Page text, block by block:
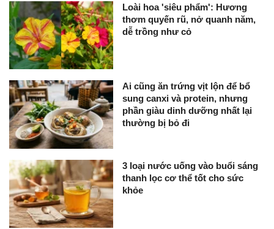
Loài hoa 'siêu phẩm': Hương
thơm quyến rũ, nở quanh năm,
dễ trồng như cỏ
Ai cũng ăn trứng vịt lộn để bổ
sung canxi và protein, nhưng
phần giàu dinh dưỡng nhất lại
thường bị bỏ đi
3 loại nước uống vào buổi sáng
thanh lọc cơ thể tốt cho sức
khỏe